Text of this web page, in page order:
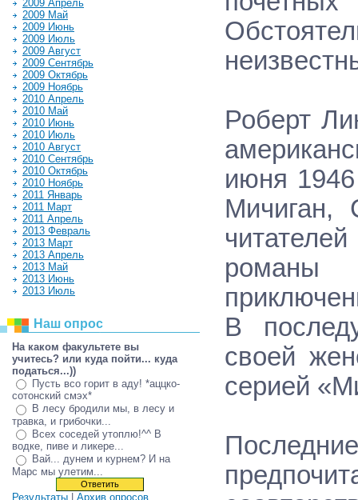
2009 Апрель
2009 Май
2009 Июнь
2009 Июль
2009 Август
2009 Сентябрь
2009 Октябрь
2009 Ноябрь
2010 Апрель
2010 Май
2010 Июнь
2010 Июль
2010 Август
2010 Сентябрь
2010 Октябрь
2010 Ноябрь
2011 Январь
2011 Март
2011 Апрель
2013 Февраль
2013 Март
2013 Апрель
2013 Май
2013 Июнь
2013 Июль
Наш опрос
На каком факультете вы
учитесь? или куда пойти... куда
податься...))
Пусть всо горит в аду! *аццко-
сотонский смэх*
В лесу бродили мы, в лесу и
травка, и грибочки...
Всех соседей утоплю!^^ В
водке, пиве и ликере...
Вай... дунем и курнем? И на
Марс мы улетим...
Результаты
Архив опросов
Роберт
июня
Мичиган,
В
своей
серией